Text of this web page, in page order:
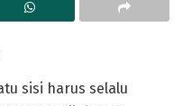
sisi harus selalu